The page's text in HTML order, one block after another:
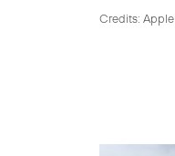
Credits: Apple